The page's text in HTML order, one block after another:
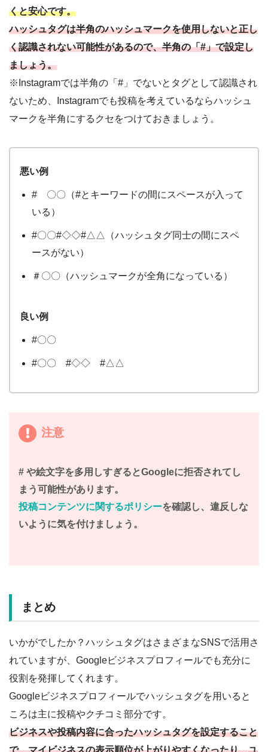
くと安心です。
ハッシュタグは半角のハッシュマークを使用しないと正し
く認識されない可能性があるので、半角の「#」で設定し
ましょう。
※Instagramでは半角の「#」でないとタグとして認識され
ないため、Instagramでも投稿を考えているならハッシュ
マークを半角にするクセをつけておきましょう。
悪い例
# 〇〇（#とキーワードの間にスペースが入って
いる）
#〇〇#◇◇#△△（ハッシュタグ同士の間にスペ
ースがない）
＃〇〇（ハッシュマークが全角になっている）
良い例
#〇〇
#〇〇 #◇◇ #△△
注意
# や絵文字を多用しすぎるとGoogleに拒否されてし
まう可能性があります。
投稿コンテンツに関するポリシーを確認し、違反しな
いように気を付けましょう。
まとめ
いかがでしたか？ハッシュタグはさまざまなSNSで活用さ
れていますが、Googleビジネスプロフィールでも充分に
役割を発揮してくれます。
Googleビジネスプロフィールでハッシュタグを用いると
ころは主に投稿やクチコミ部分です。
ビジネスや投稿内容に合ったハッシュタグを設定すること
で、マイビジネスの表示順位が上がりやすくなったり、ユ